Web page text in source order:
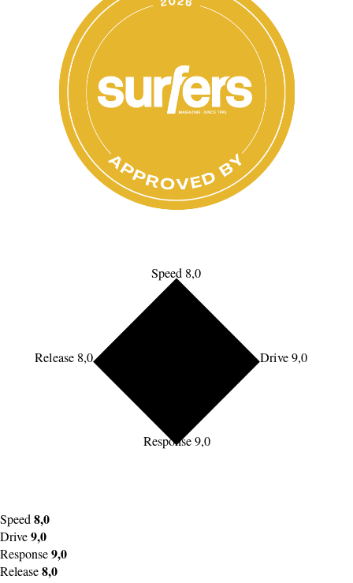
Speed 8,0
Drive 9,0
Response 9,0
Release 8,0
Speed 8,0
Drive9,0
Response9,0
Release8,0